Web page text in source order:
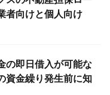
者向けと個人向け
の即日借入が可能な
資金繰り発生前に知